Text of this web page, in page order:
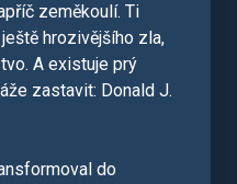
zeměkoulí. Ti
hrozivějšího zla,
A existuje prý
zastavit: Donald J.
do